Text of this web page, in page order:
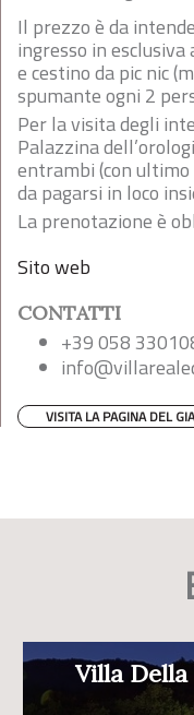
Il prezzo è da
ingresso in
e cestino da pic nic
spumante ogni 2
Per la visita degli
Palazzina
entrambi (con
da pagarsi in loco
La prenotazione è
Sito web
CONTATTI
+39 058
VISITA LA PAGINA DEL
Villa